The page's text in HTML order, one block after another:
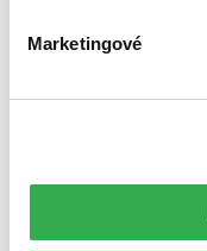
Marketingové